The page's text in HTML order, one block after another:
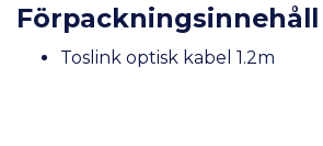
Förpackningsinnehåll
Toslink optisk kabel 1.2m